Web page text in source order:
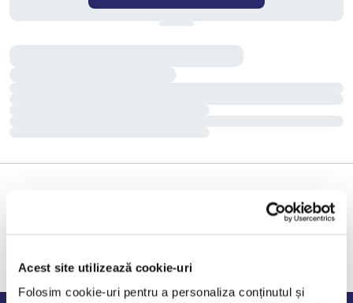
Acest site utilizează cookie-uri
Folosim cookie-uri pentru a personaliza conținutul și